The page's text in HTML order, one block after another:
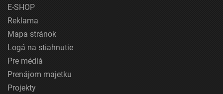
E-SHOP
Reklama
Mapa stránok
Logá na stiahnutie
Pre médiá
Prenájom majetku
Projekty